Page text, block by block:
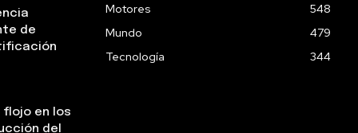
de
flojo en los
del
Motores
548
Mundo
479
Tecnología
344